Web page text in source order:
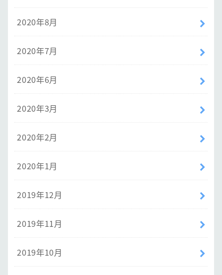
2020年8月
2020年7月
2020年6月
2020年3月
2020年2月
2020年1月
2019年12月
2019年11月
2019年10月